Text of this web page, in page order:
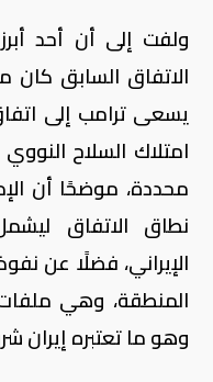
ولفت إلى أن أحد
الاتفاق السابق كان
يسعى ترامب إلى
امتلاك السلاح
محددة، موضحًا أن
نطاق الاتفاق ليشمل
الإيراني، فضلًا عن
وهو ما تعتبره إيران